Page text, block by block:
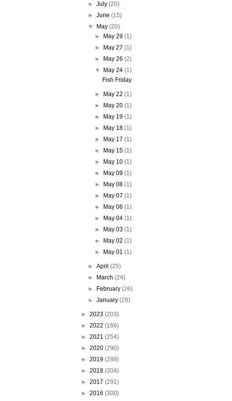
► July (20)
► June (15)
▼
May (20)
►
May 29(1)
►
May 27(1)
►
May 26(2)
▼
May 24(1)
Fish Friday
► May 22(1)
►
May 20(1)
►
May 19(1)
►
May 18(1)
►
May 17(1)
►
May 15(1)
►
May 10(1)
►
May 09(1)
►
May 08(1)
►
May 07(1)
►
May 06(1)
►
May 04(1)
►
May 03(1)
►
May 02(1)
►
May 01(1)
► April (25)
►
March (24)
►
February (26)
► January (28)
► 2023 (203)
► 2022 (166)
► 2021 (254)
► 2020 (290)
► 2019 (289)
► 2018 (304)
► 2017 (291)
► 2016 (300)